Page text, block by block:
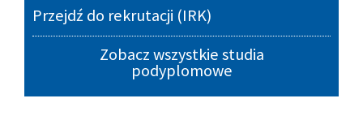
Przejdź do rekrutacji (IRK)
Zobacz wszystkie studia
podyplomowe